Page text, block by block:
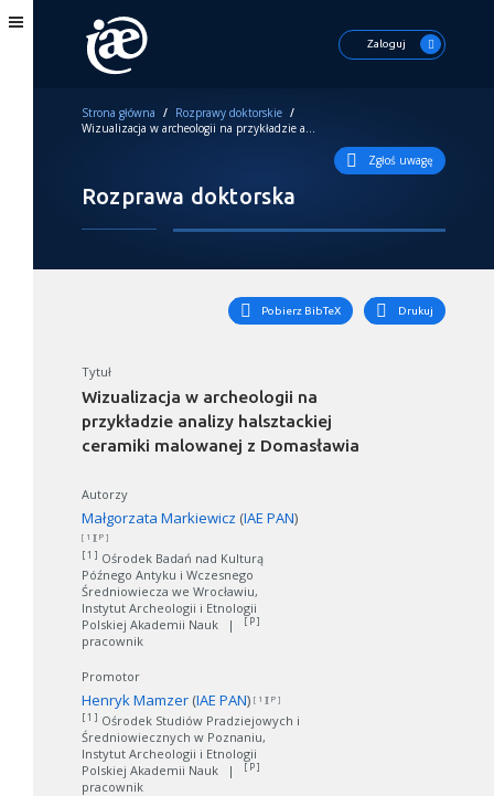
Zaloguj
Strona główna / Rozprawy doktorskie /
Wizualizacja w archeologii na przykładzie analizy halsztackiej ceramiki malowanej z Domasławia
Zgłoś uwagę
Rozprawa doktorska
Pobierz BibTeX Drukuj
Tytuł
Wizualizacja w archeologii na
przykładzie analizy halsztackiej
ceramiki malowanej z Domasławia
Autorzy
Małgorzata Markiewicz (IAE PAN)
[ 1 ][ P ]
[ 1 ] Ośrodek Badań nad Kulturą
Późnego Antyku i Wczesnego
Średniowiecza we Wrocławiu,
Instytut Archeologii i Etnologii
Polskiej Akademii Nauk
| [ P ]
pracownik
Promotor
Henryk Mamzer (IAE PAN) [ 1 ][ P ]
[ 1 ] Ośrodek Studiów Pradziejowych i
Średniowiecznych w Poznaniu,
Instytut Archeologii i Etnologii
Polskiej Akademii Nauk
| [ P ]
pracownik